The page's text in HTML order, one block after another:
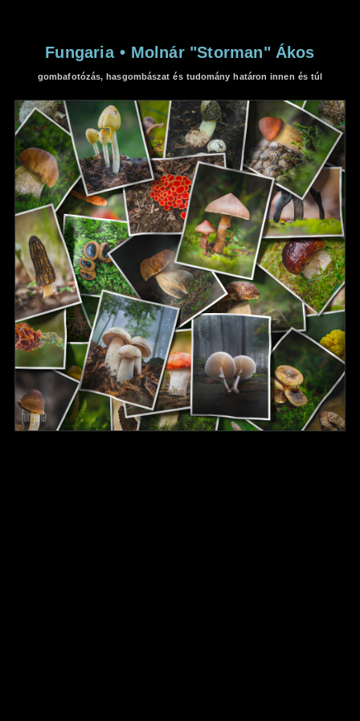
Fungaria • Molnár "Storman" Ákos
gombafotózás, hasgombászat és tudomány határon innen és túl